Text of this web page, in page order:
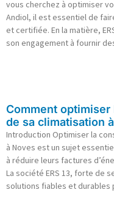
vous cherchez à optimiser
Andiol, il est essentiel de
et certifiée. En la matière,
son engagement à fournir
Comment optimiser
de sa climatisation
Introduction Optimiser la
à Noves est un sujet
à réduire leurs factures
La société ERS 13, forte de
solutions fiables et durables